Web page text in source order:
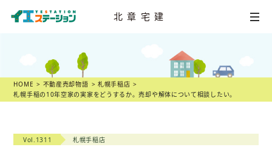
北章宅建
不動産売却相談
スタッフ紹介
HOME 不動産売却物語
札幌手稲店
札幌手稲の10年空家の実家をどうするか。売却や解体について相談したい。
Vol.1311 札幌手稲店